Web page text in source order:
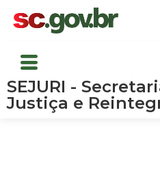
SEJURI -
Justiça e